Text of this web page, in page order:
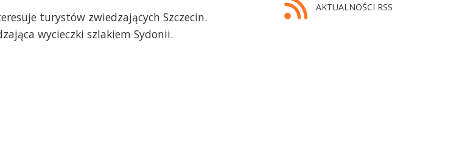
turystów zwiedzających Szczecin.
wycieczki szlakiem Sydonii.
AKTUALNOŚCI RSS